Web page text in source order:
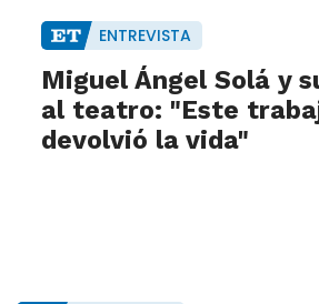
ENTREVISTA
Miguel Ángel Solá y
al teatro: "Este
devolvió la vida"